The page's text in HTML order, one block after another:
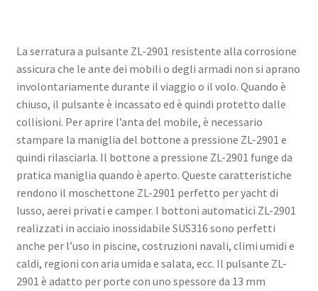
La serratura a pulsante ZL-2901 resistente alla corrosione
assicura che le ante dei mobili o degli armadi non si aprano
involontariamente durante il viaggio o il volo. Quando è
chiuso, il pulsante è incassato ed è quindi protetto dalle
collisioni. Per aprire l’anta del mobile, è necessario
stampare la maniglia del bottone a pressione ZL-2901 e
quindi rilasciarla. Il bottone a pressione ZL-2901 funge da
pratica maniglia quando è aperto. Queste caratteristiche
rendono il moschettone ZL-2901 perfetto per yacht di
lusso, aerei privati e camper. I bottoni automatici ZL-2901
realizzati in acciaio inossidabile SUS316 sono perfetti
anche per l’uso in piscine, costruzioni navali, climi umidi e
caldi, regioni con aria umida e salata, ecc. Il pulsante ZL-
2901 è adatto per porte con uno spessore da 13 mm